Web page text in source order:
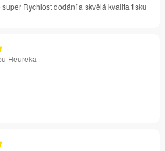
Rychlost dodání a skvělá kvalita tisku
Heureka